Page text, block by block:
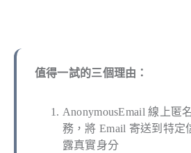
值得一試的三個理由：
AnonymousEmail 線上匿
務，將 Email 寄送到特定
露真實身分